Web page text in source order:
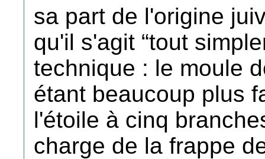
sa part de l'origine
qu'il s'agit “tout
technique : le moule
étant beaucoup plus
l'étoile à cinq
charge de la frappe